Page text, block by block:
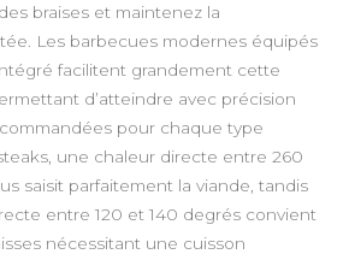
braises et maintenez la
Les barbecues modernes équipés
facilitent grandement cette
d’atteindre avec précision
pour chaque type
une chaleur directe entre 260
saisit parfaitement la viande, tandis
entre 120 et 140 degrés convient
nécessitant une cuisson